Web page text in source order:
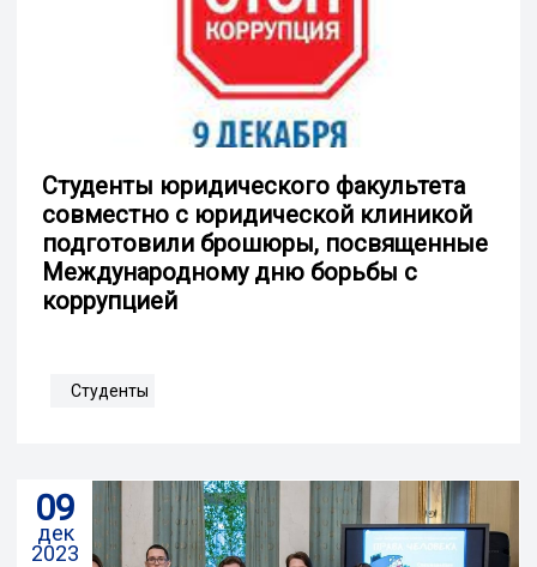
Студенты юридического факультета
совместно с юридической клиникой
подготовили брошюры, посвященные
Международному дню борьбы с
коррупцией
Студенты
09
дек
2023